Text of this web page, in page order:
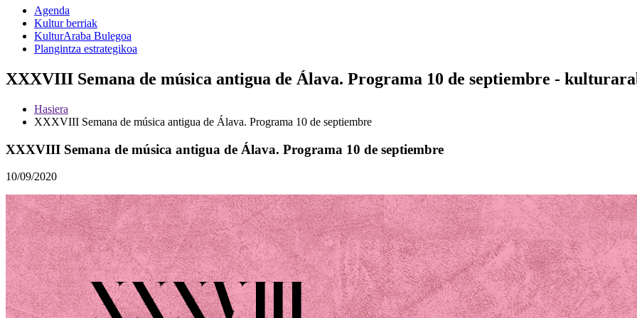
Agenda
Kultur berriak
KulturAraba Bulegoa
Plangintza estrategikoa
XXXVIII Semana de música antigua de Álava. Programa 10 de septiembre -
Hasiera
XXXVIII Semana de música antigua de Álava. Programa 10 de septiembre
XXXVIII Semana de música antigua de Álava. Programa 10 de septiembre
10/09/2020